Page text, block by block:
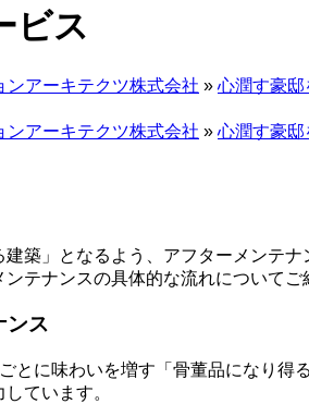
ビス
アーキテクツ株式会社 » 心潤す豪
アーキテクツ株式会社 » 心潤す豪
築」となるよう、アフターメンテ
テナンスの具体的な流れについてご
ンス
とに味わいを増す「骨董品になり
ています。